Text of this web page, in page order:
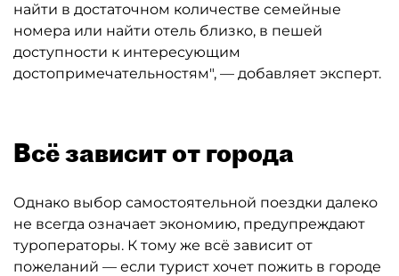
найти в достаточном количестве семейные
номера или найти отель близко, в пешей
доступности к интересующим
достопримечательностям", — добавляет эксперт.
Всё зависит от города
Однако выбор самостоятельной поездки далеко
не всегда означает экономию, предупреждают
туроператоры. К тому же всё зависит от
пожеланий — если турист хочет пожить в городе